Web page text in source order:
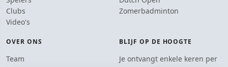
Clubs
Video's
Zomerbadminton
OVER ONS
Team
BLIJF OP DE HOOGTE
Je ontvangt enkele keren per